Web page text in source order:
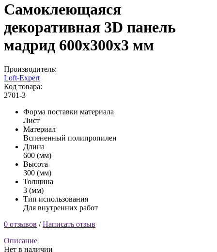
Самоклеющаяся
декоративная 3D панель
мадрид 600x300x3 мм
Производитель:
Loft-Expert
Код товара:
2701-3
Форма поставки материала
Лист
Материал
Вспененный полипропилен
Длина
600 (мм)
Высота
300 (мм)
Толщина
3 (мм)
Тип использования
Для внутренних работ
0 отзывов /Написать отзыв
Описание
Нет в наличии